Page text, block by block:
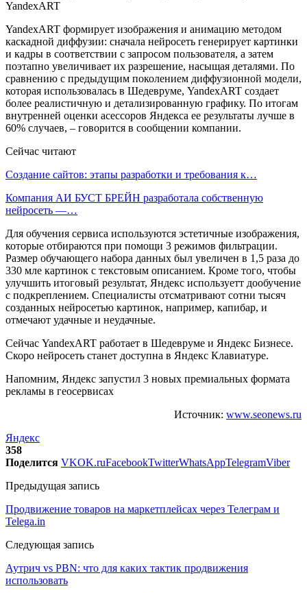
YandexART формирует изображения и анимацию методом
каскадной диффузии: сначала нейросеть генерирует картинки
и кадры в соответствии с запросом пользователя, а затем
поэтапно увеличивает их разрешение, насыщая деталями. По
сравнению с предыдущим поколением диффузионной модели,
которая использовалась в Шедевруме, YandexART создает
более реалистичную и детализированную графику. По итогам
внутренней оценки асессоров Яндекса ее результаты лучше в
60% случаев, – говорится в сообщении компании.
Сейчас читают
Создание сайтов: этапы разработки и требования к…
Компания АИ БУСТ БРЕЙН разработала собственную
нейросеть —…
Для обучения сервиса используются эстетичные изображения,
которые отбираются при помощи 3 режимов фильтрации.
Размер обучающего набора данных был увеличен в 1,5 раза до
330 мле картинок с текстовым описанием. Кроме того, чтобы
улучшить итоговый результат, Яндекс используетт дообучение
с подкреплением. Специалисты отсматривают сотни тысяч
созданных нейросетью картинок, например, капибар, и
отмечают удачные и неудачные.
Сейчас YandexART работает в Шедевруме и Яндекс Бизнесе.
Скоро нейросеть станет доступна в Яндекс Клавиатуре.
Напомним, Яндекс запустил 3 новых премиальных формата
рекламы в геосервисах
Источник: www.seonews.ru
Яндекс
358
Поделится VKOK.ruFacebookTwitterWhatsAppTelegramViber
Предыдущая запись
Продвижение товаров на маркетплейсах через Телеграм и
Telega.in
Следующая запись
Аутрич vs PBN: что для каких тактик продвижения
использовать